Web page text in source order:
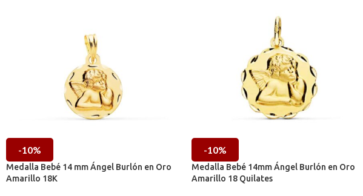
-10%
Medalla Bebé 14 mm Ángel Burlón en Oro
Amarillo 18K
-10%
Medalla Bebé 14mm Ángel Burlón en Oro
Amarillo 18 Quilates